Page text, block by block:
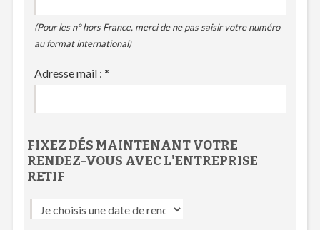
(Pour les n° hors France, merci de ne pas saisir votre numéro
au format international)
Adresse mail : *
FIXEZ DÉS MAINTENANT VOTRE
RENDEZ-VOUS AVEC L'ENTREPRISE
RETIF